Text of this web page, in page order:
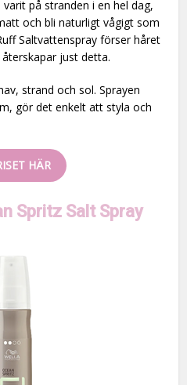
på stranden i en hel dag,
och bli naturligt vågigt som
Saltvattenspray förser håret
just detta.
strand och sol. Sprayen
gör det enkelt att styla och
HÄR
Spritz Salt Spray